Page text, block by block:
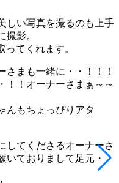
しい写真を撮るのも上手
撮影。
てくれます。
さまも一緒に・・！！！
！！オーナーさまぁ～～
んもちょっぴりアタ
してくださるオーナーさ
いておりまして足元・・